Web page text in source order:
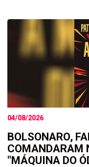
04/08/2026
BOLSONARO,
COMANDARAM
"MÁQUINA DO